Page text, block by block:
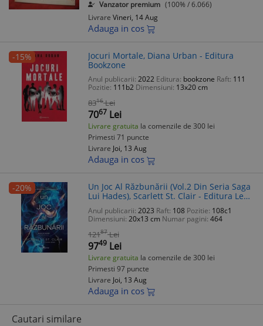
Vanzator premium (100% / 6.066)
Livrare Vineri, 14 Aug
Adauga in cos
-15%
Jocuri Mortale, Diana Urban - Editura
Bookzone
Anul publicarii: 2022 Editura: bookzone Raft: 111
Pozitie: 111b2 Dimensiuni: 13x20 cm
8316 Lei
7067 Lei
Livrare gratuita la comenzile de 300 lei
Primesti 71 puncte
Livrare Joi, 13 Aug
Adauga in cos
-20%
Un Joc Al Răzbunării (Vol.2 Din Seria Saga
Lui Hades), Scarlett St. Clair - Editura Leda
Edge
Anul publicarii: 2023 Raft: 108 Pozitie: 108c1
Dimensiuni: 20x13 cm Numar pagini: 464
12187 Lei
9749 Lei
Livrare gratuita la comenzile de 300 lei
Primesti 97 puncte
Livrare Joi, 13 Aug
Adauga in cos
Cautari similare